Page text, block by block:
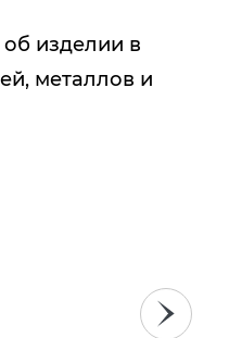
изделии в
металлов и